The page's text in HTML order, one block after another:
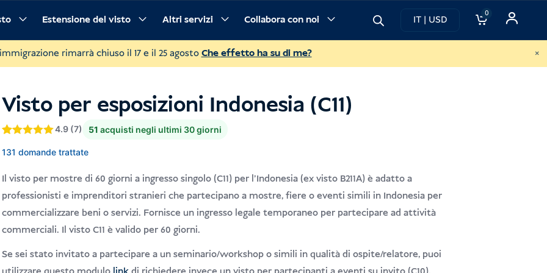
Estensione del visto Altri servizi Collabora con noi IT | USD
0
rimarrà chiuso il 17 e il 25 agosto Che effetto ha su di me? ×
Procedura Domande frequenti
Visto per esposizioni Indonesia (C11)
su 5 su
recensioni
4.9 (7) 51 acquisti negli ultimi 30 giorni
131 domande trattate
Il visto per mostre di 60 giorni a ingresso singolo (C11) per l'Indonesia (ex visto B211A) è adatto a
professionisti e imprenditori stranieri che partecipano a mostre, fiere o eventi simili in Indonesia per
commercializzare beni o servizi. Fornisce un ingresso legale temporaneo per partecipare ad attività
commerciali. Il visto C11 è valido per 60 giorni.
Se sei stato invitato a partecipare a un seminario/workshop o simili in qualità di ospite/relatore, puoi